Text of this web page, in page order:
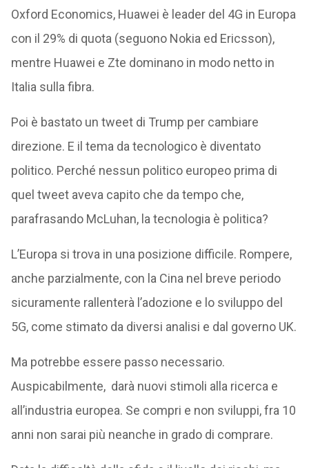
Oxford Economics, Huawei è leader del 4G in Europa
con il 29% di quota (seguono Nokia ed Ericsson),
mentre Huawei e Zte dominano in modo netto in
Italia sulla fibra.
Poi è bastato un tweet di Trump per cambiare
direzione. E il tema da tecnologico è diventato
politico. Perché nessun politico europeo prima di
quel tweet aveva capito che da tempo che,
parafrasando McLuhan, la tecnologia è politica?
L’Europa si trova in una posizione difficile. Rompere,
anche parzialmente, con la Cina nel breve periodo
sicuramente rallenterà l’adozione e lo sviluppo del
5G, come stimato da diversi analisi e dal governo UK.
Ma potrebbe essere passo necessario.
Auspicabilmente, darà nuovi stimoli alla ricerca e
all’industria europea. Se compri e non sviluppi, fra 10
anni non sarai più neanche in grado di comprare.